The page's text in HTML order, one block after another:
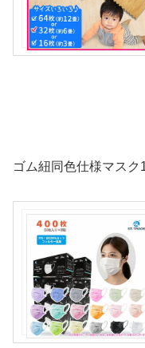
ゴム紐同色仕様マスク